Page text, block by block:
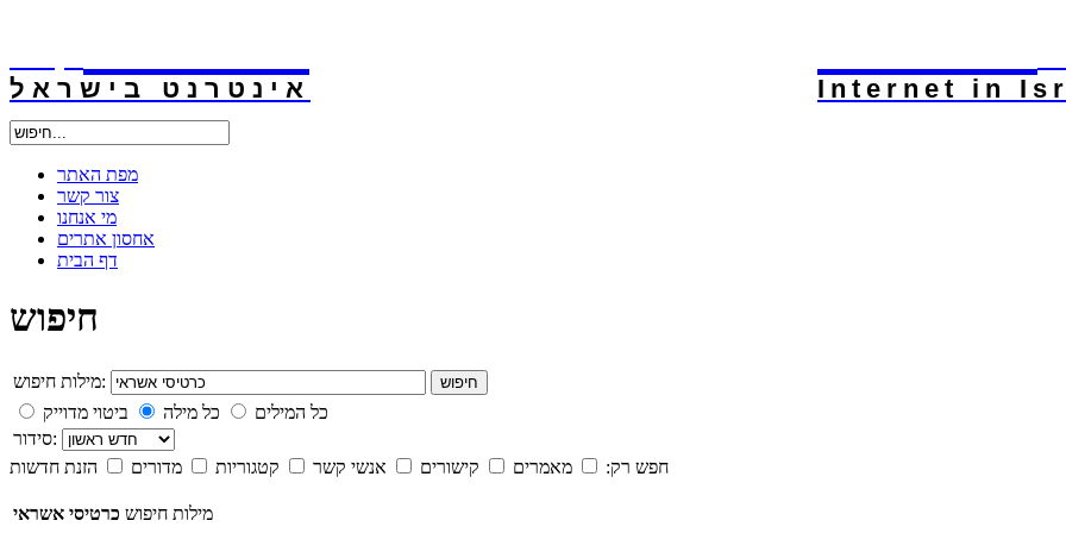
אינטרנט בישראל Internet in
מפת האתר
צור קשר
מי אנחנו
אחסון אתרים
דף הבית
חיפוש
מילות חיפוש: חיפוש
כל המילים כל מילה
ביטוי מדוייק
סידור:
חפש רק:
מאמרים קישורים אנשי קשר קטגוריות מדורים הזנת חדשות
מילות חיפוש כרטיסי אשראי